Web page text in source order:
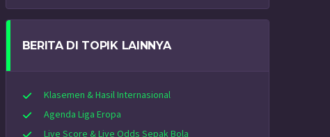
BERITA DI TOPIK LAINNYA
Klasemen & Hasil Internasional
Agenda Liga Eropa
Live Score & Live Odds Sepak Bola